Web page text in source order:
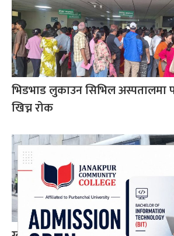
भिडभाड लुकाउन सिभिल अस्पतालमा
खिच्न रोक